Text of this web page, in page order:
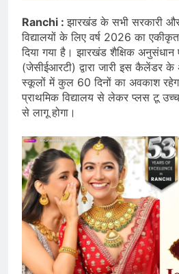
Ranchi :झारखंड के सभी सरकारी और
विद्यालयों के लिए वर्ष 2026 का
दिया गया है। झारखंड शैक्षिक अनुसंधान
(जेसीईआरटी) द्वारा जारी इस कैलेंडर
स्कूलों में कुल 60 दिनों का अवकाश
प्राथमिक विद्यालय से लेकर प्लस टू
से लागू होगा।